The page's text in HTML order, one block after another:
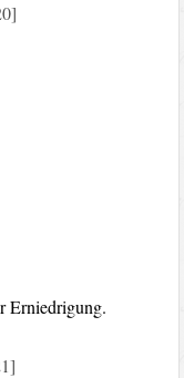
Erniedrigung.